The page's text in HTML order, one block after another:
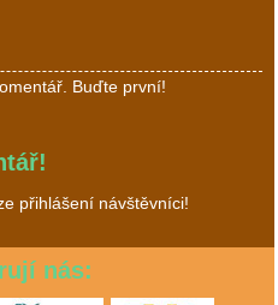
Buďte první!
přihlášení návštěvníci!
nás: